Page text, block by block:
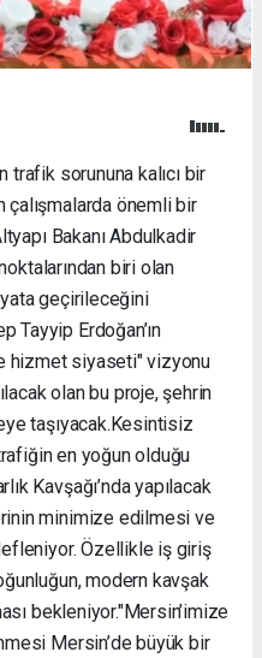
trafik sorununa kalıcı bir
çalışmalarda önemli bir
Bakanı Abdulkadir
biri olan
geçirileceğini
Tayyip Erdoğan’ın
hizmet siyaseti" vizyonu
olan bu proje, şehrin
taşıyacak. ​Kesintisiz
en yoğun olduğu
Kavşağı’nda yapılacak
minimize edilmesi ve
Özellikle iş giriş
modern kavşak
bekleniyor. ​"Mersin’imize
Mersin’de büyük bir